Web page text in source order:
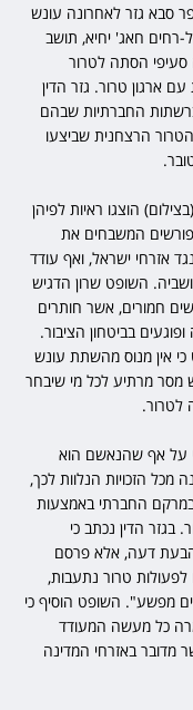
סבא גזר לאחרונה עונש
רחים חאג' יחיא, תושב
הסתה לטרור
ארגון טרור. גזר הדין
החברתיות שבהם
הרצחנית שביצעו
הוצגו ראיות לפיהן
המשבחים את
אזרחי ישראל, ואף עודד
השופט שרון הדגיש
חמורים, אשר חותרים
בביטחון הציבור.
כי אין מנוס מהשתת עונש
מרתיע לכל מי שיבחר
לטרור.
על אף שהנאשם הוא
מכל הזכויות הנלוות לכך,
החברתי באמצעות
בגזר הדין נכתב כי
דעה, אלא פרסם
לפעולות טרור נתעבות,
מפשע". השופט הוסיף כי
כל מעשה המעודד
מדובר באזרחי המדינה